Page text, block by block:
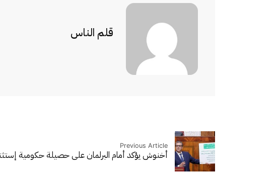
قلم الناس
Previous Article
أخنوش يؤكد أمام البرلمان على حصيلة حكومية